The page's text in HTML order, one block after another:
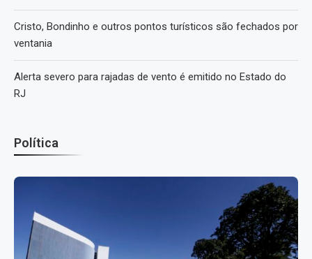
Cristo, Bondinho e outros pontos turísticos são fechados por
ventania
Alerta severo para rajadas de vento é emitido no Estado do
RJ
Política